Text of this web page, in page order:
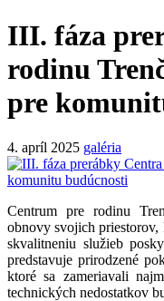
III. fáza
rodinu
pre
4. apríl 2025 galéria
Centrum pre rodinu
obnovy svojich
skvalitneniu služieb
predstavuje prirodzené
ktoré sa zameriavali
technických nedostatkov